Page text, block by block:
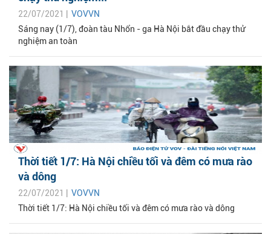
22/07/2021 | VOVVN
Sáng nay (1/7), đoàn tàu Nhổn - ga Hà Nội bắt đầu chạy thử
nghiệm an toàn
Thời tiết 1/7: Hà Nội chiều tối và đêm có mưa rào
và dông
22/07/2021 | VOVVN
Thời tiết 1/7: Hà Nội chiều tối và đêm có mưa rào và dông